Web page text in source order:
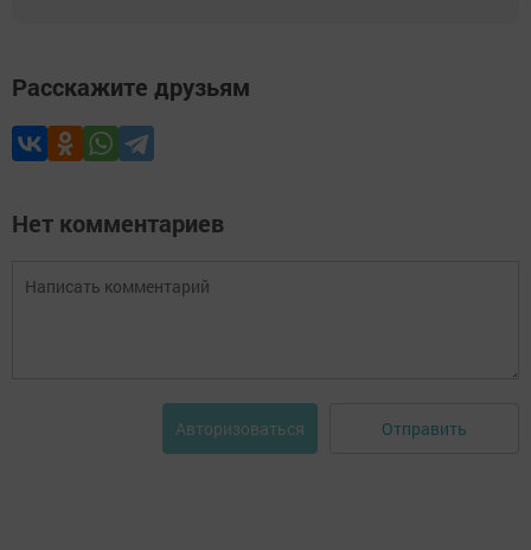
Расскажите друзьям
Нет комментариев
Авторизоваться Отправить